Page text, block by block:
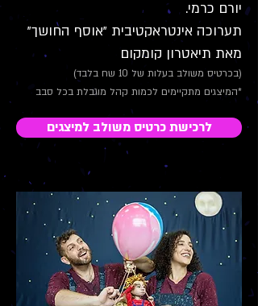
יורם כרמי.
תערוכה אינטראקטיבית "אוסף החושך"
מאת תיאטרון קומקום
(בכרטיס משולב בעלות של 10 שח בלבד)
*המיצגים מתקיימים לכמות קהל מוגבלת בכל סבב
לרכישת כרטיס משולב למיצגים